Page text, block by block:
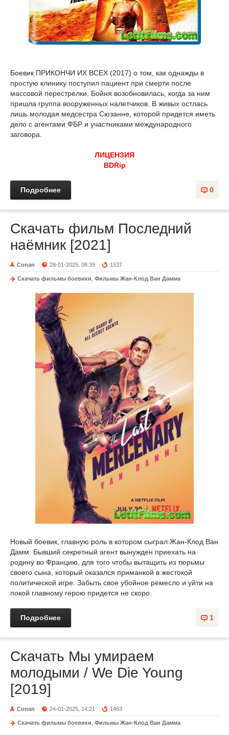
Боевик ПРИКОНЧИ ИХ ВСЕХ (2017) о том, как однажды в
простую клинику поступил пациент при смерти после
массовой перестрелки. Бойня возобновилась, когда за ним
пришла группа вооруженных налетчиков. В живых остлась
лишь молодая медсестра Сюзанне, которой придется иметь
дело с агентами ФБР и участниками международного
заговора.
ЛИЦЕНЗИЯ
BDRip
0
Подробнее
Скачать фильм Последний
наёмник [2021]
Conan 28-01-2025, 08:39 1537
Скачать фильмы боевики Фильмы Жан-Клод Ван Дамма
Новый боевик, главную роль в котором сыграл Жан-Клод Ван
Дамм. Бывший секретный агент вынужден приехать на
родину во Францию, для того чтобы вытащить из тюрьмы
своего сына, который оказался приманкой в жестокой
политической игре. Забыть свое убойное ремесло и уйти на
покой главному герою придется не скоро.
1
Подробнее
Скачать Мы умираем
молодыми / We Die Young
[2019]
Conan 24-01-2025, 14:21 1463
Скачать фильмы боевики Фильмы Жан-Клод Ван Дамма